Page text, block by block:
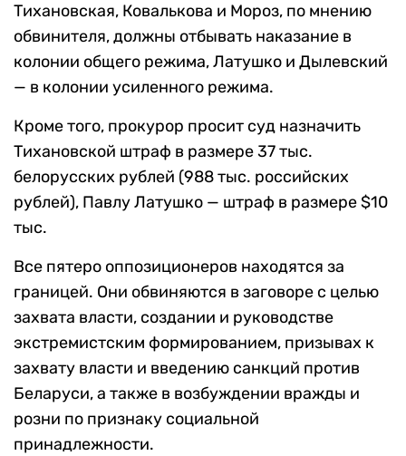
Тихановская, Ковалькова и Мороз, по мнению
обвинителя, должны отбывать наказание в
колонии общего режима, Латушко и Дылевский
— в колонии усиленного режима.
Кроме того, прокурор просит суд назначить
Тихановской штраф в размере 37 тыс.
белорусских рублей (988 тыс. российских
рублей), Павлу Латушко — штраф в размере $10
тыс.
Все пятеро оппозиционеров находятся за
границей. Они обвиняются в заговоре с целью
захвата власти, создании и руководстве
экстремистским формированием, призывах к
захвату власти и введению санкций против
Беларуси, а также в возбуждении вражды и
розни по признаку социальной
принадлежности.